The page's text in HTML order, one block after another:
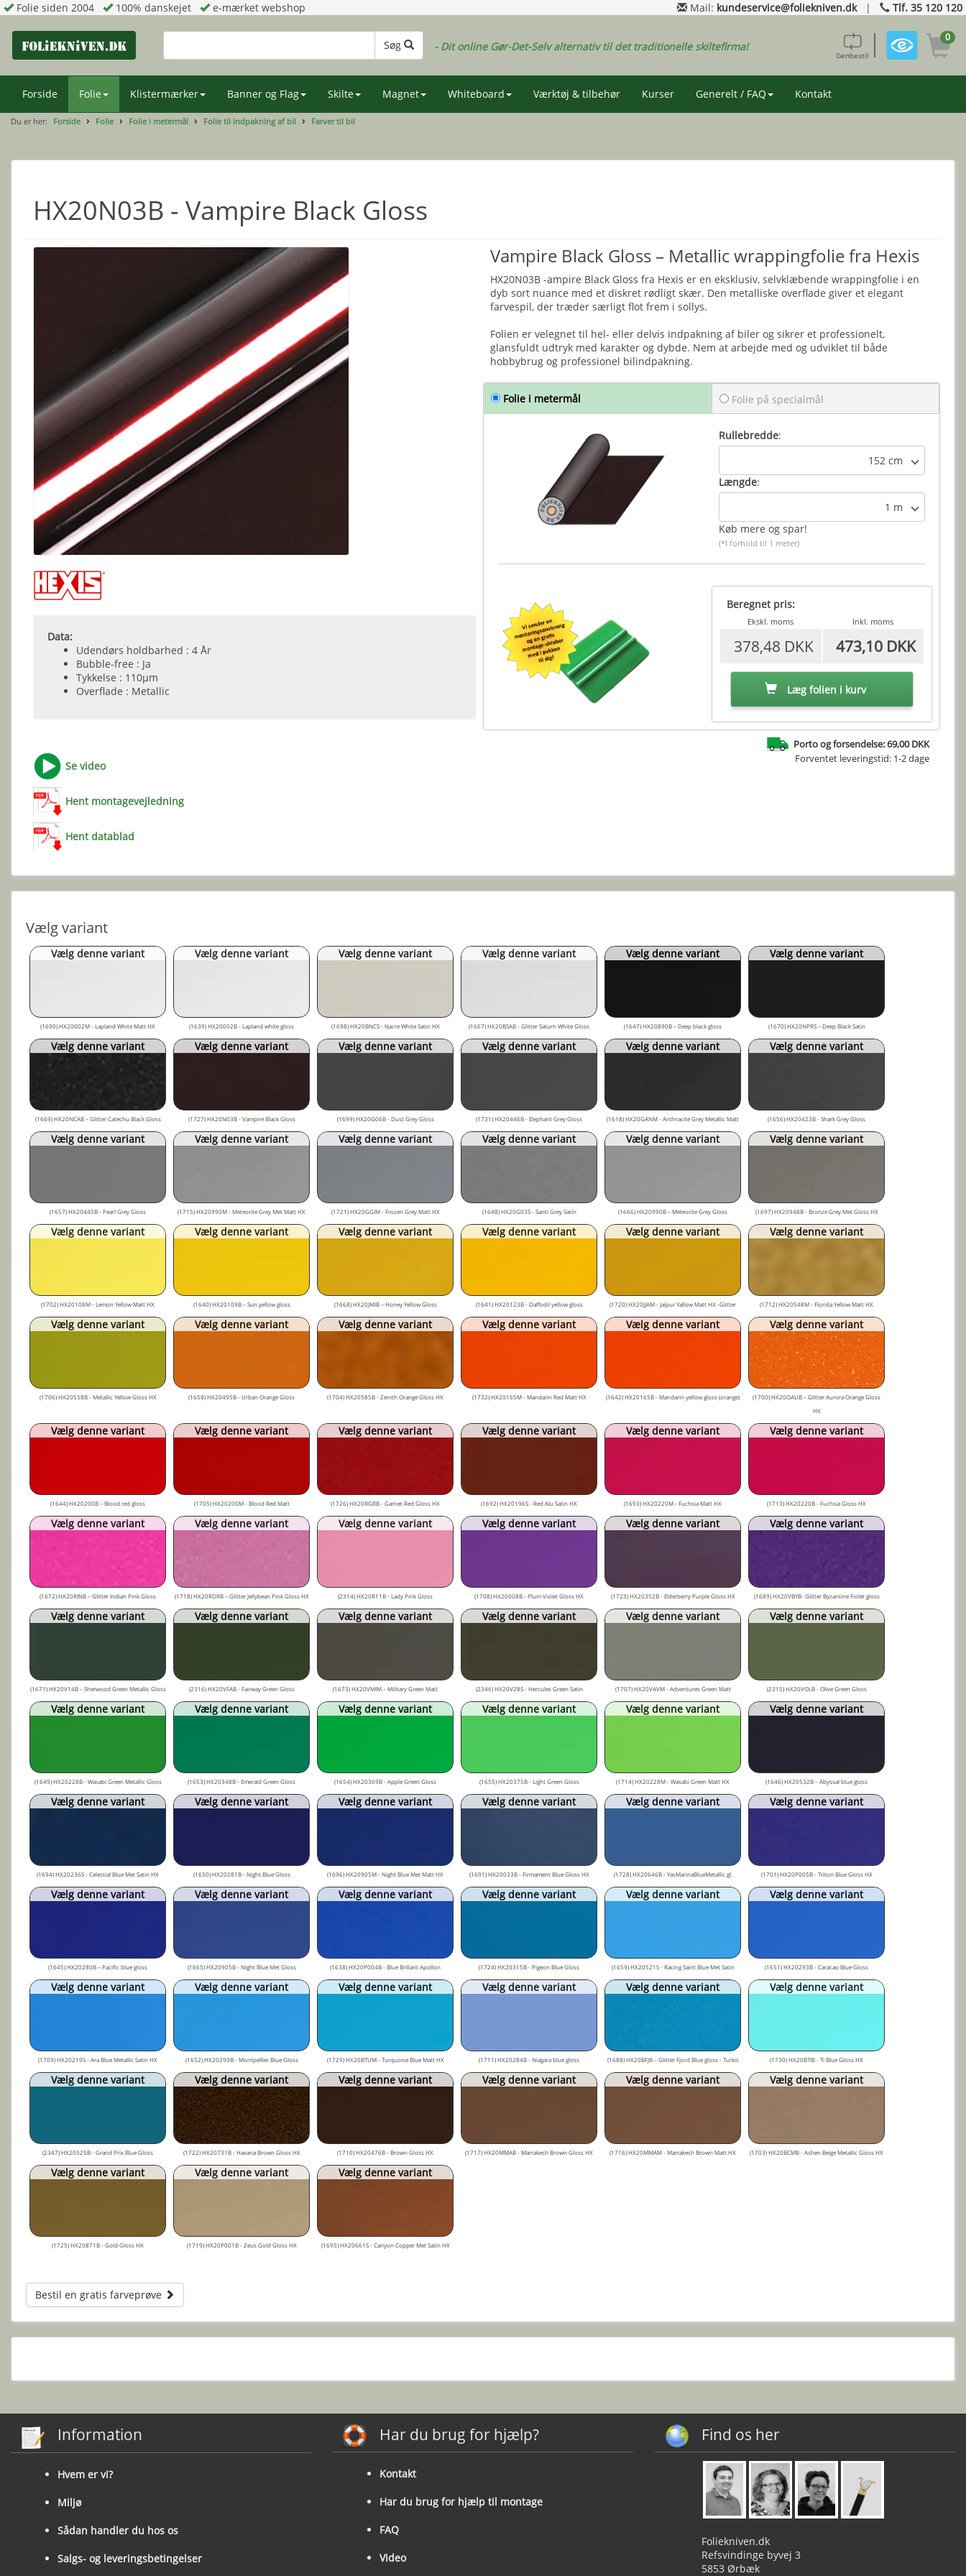
Folie siden 2004 100% danskejet e-mærket webshop Mail: kundeservice@foliekniven.dk| Tlf. 35 120 120
Søg - Dit online Gør-Det-Selv alternativ til det traditionelle skiltefirma!
Genbestil
0
Forside Folie Klistermærker Banner og Flag Skilte Magnet Whiteboard Værktøj & tilbehør Kurser Generelt / FAQ Kontakt
Du er her: Forside Folie Folie i metermål Folie til indpakning af bil Farver til bil
HX20N03B - Vampire Black Gloss
Data:
Udendørs holdbarhed : 4 År
Bubble-free : Ja
Tykkelse : 110µm
Overflade : Metallic
Se video
Hent montagevejledning
Hent datablad
Vampire Black Gloss – Metallic wrappingfolie fra Hexis
HX20N03B -ampire Black Gloss fra Hexis er en eksklusiv, selvklæbende wrappingfolie i en
dyb sort nuance med et diskret rødligt skær. Den metalliske overflade giver et elegant
farvespil, der træder særligt flot frem i sollys.
Folien er velegnet til hel- eller delvis indpakning af biler og sikrer et professionelt,
glansfuldt udtryk med karakter og dybde. Nem at arbejde med og udviklet til både
hobbybrug og professionel bilindpakning.
Folie i metermål Folie på specialmål
Rullebredde:
152 cm
Længde:
1 m
Køb mere og spar!
(*I forhold til 1 meter)
Beregnet pris:
Ekskl. moms Inkl. moms
378,48 DKK 473,10 DKK
Læg folien i kurv
Porto og forsendelse: 69,00 DKK
Forventet leveringstid: 1-2 dage
Vælg variant
Vælg denne variant
(1690) HX20002M - Lapland White Matt HX
Vælg denne variant
(1639) HX20002B - Lapland white gloss
Vælg denne variant
(1698) HX20BNCS - Nacre White Satin HX
Vælg denne variant
(1667) HX20BSAB - Glitter Saturn White Gloss
Vælg denne variant
(1647) HX20890B – Deep black gloss
Vælg denne variant
(1670) HX20NPRS – Deep Black Satin
Vælg denne variant
(1669) HX20NCAB – Glitter Catechu Black Gloss
Vælg denne variant
(1727) HX20N03B - Vampire Black Gloss
Vælg denne variant
(1699) HX20G06B - Dust Grey Gloss
Vælg denne variant
(1731) HX20446B - Elephant Grey Gloss
Vælg denne variant
(1618) HX20GANM - Anthracite Grey Metallic Matt
Vælg denne variant
(1656) HX20423B - Shark Grey Gloss
Vælg denne variant
(1657) HX20445B - Pearl Grey Gloss
Vælg denne variant
(1715) HX20990M - Meteorite Grey Met Matt HX
Vælg denne variant
(1721) HX20GGIM - Frozen Grey Matt HX
Vælg denne variant
(1648) HX20G03S - Santi Grey Satin
Vælg denne variant
(1666) HX20990B – Meteorite Grey Gloss
Vælg denne variant
(1697) HX20948B - Bronze Grey Met Gloss HX
Vælg denne variant
(1702) HX20108M - Lemon Yellow Matt HX
Vælg denne variant
(1640) HX20109B – Sun yellow gloss
Vælg denne variant
(1668) HX20JMIB – Honey Yellow Gloss
Vælg denne variant
(1641) HX20123B - Daffodil yellow gloss
Vælg denne variant
(1720) HX20JJAM - Jaïpur Yallow Matt HX -Glitter
Vælg denne variant
(1712) HX20548M - Florida Yellow Matt HX
Vælg denne variant
(1706) HX20558B - Metallic Yellow Gloss HX
Vælg denne variant
(1658) HX20495B - Urban Orange Gloss
Vælg denne variant
(1704) HX20585B - Zenith Orange Gloss HX
Vælg denne variant
(1732) HX20165M - Mandarin Red Matt HX
Vælg denne variant
(1642) HX20165B - Mandarin yellow gloss (orange)
Vælg denne variant
(1700) HX20OAUB – Glitter Aurora Orange Gloss
HX
Vælg denne variant
(1644) HX20200B – Blood red gloss
Vælg denne variant
(1705) HX20200M - Blood Red Matt
Vælg denne variant
(1726) HX20RGRB - Garnet Red Gloss HX
Vælg denne variant
(1692) HX20196S - Red Alu Satin HX
Vælg denne variant
(1693) HX20220M - Fuchsia Matt HX
Vælg denne variant
(1713) HX20220B - Fuchsia Gloss HX
Vælg denne variant
(1672) HX20RINB – Glitter Indian Pink Gloss
Vælg denne variant
(1718) HX20RDRB – Glitter Jellybean Pink Gloss HX
Vælg denne variant
(2314) HX20R11B - Lady Pink Gloss
Vælg denne variant
(1708) HX20008B - Plum Violet Gloss HX
Vælg denne variant
(1723) HX20352B - Elderberry Purple Gloss HX
Vælg denne variant
(1689) HX20VBYB- Glitter Byzantine Fiolet gloss
Vælg denne variant
(1671) HX20V14B – Sherwood Green Metallic Gloss
Vælg denne variant
(2316) HX20VFAB - Fairway Green Gloss
Vælg denne variant
(1673) HX20VMIM – Military Green Matt
Vælg denne variant
(2346) HX20V28S - Hercules Green Satin
Vælg denne variant
(1707) HX20VAVM - Adventures Green Matt
Vælg denne variant
(2315) HX20VOLB - Olive Green Gloss
Vælg denne variant
(1649) HX20228B - Wasabi Green Metallic Gloss
Vælg denne variant
(1653) HX20348B - Emerald Green Gloss
Vælg denne variant
(1654) HX20369B - Apple Green Gloss
Vælg denne variant
(1655) HX20375B - Light Green Gloss
Vælg denne variant
(1714) HX20228M - Wasabi Green Matt HX
Vælg denne variant
(1646) HX20532B – Abyssal blue gloss
Vælg denne variant
(1694) HX20236S - Celestial Blue Met Satin HX
Vælg denne variant
(1650) HX20281B - Night Blue Gloss
Vælg denne variant
(1696) HX20905M - Night Blue Met Matt HX
Vælg denne variant
(1691) HX20033B - Firmament Blue Gloss HX
Vælg denne variant
(1728) HX20646B - YasMarinaBlueMetallic gl.
Vælg denne variant
(1701) HX20P005B - Triton Blue Gloss HX
Vælg denne variant
(1645) HX20280B – Pacific blue gloss
Vælg denne variant
(1665) HX20905B - Night Blue Met Gloss
Vælg denne variant
(1638) HX20P004B - Blue Brillant Apollon
Vælg denne variant
(1724) HX20315B - Pigeon Blue Gloss
Vælg denne variant
(1659) HX20521S - Racing Saint Blue Met Satin
Vælg denne variant
(1651) HX20293B - Caracao Blue Gloss
Vælg denne variant
(1709) HX20219S - Ara Blue Metallic Satin HX
Vælg denne variant
(1652) HX20299B - Montpellier Blue Gloss
Vælg denne variant
(1729) HX20BTUM - Turquoise Blue Matt HX
Vælg denne variant
(1711) HX20284B - Niagara blue gloss
Vælg denne variant
(1688) HX20BFJB – Glitter Fjord Blue gloss - Turkis
Vælg denne variant
(1730) HX20BTIB - Ti Blue Gloss HX
Vælg denne variant
(2347) HX20525B - Grand Prix Blue Gloss
Vælg denne variant
(1722) HX20731B - Havana Brown Gloss HX
Vælg denne variant
(1710) HX20476B - Brown Gloss HX
Vælg denne variant
(1717) HX20MMAB - Marrakesh Brown Gloss HX
Vælg denne variant
(1716) HX20MMAM - Marrakesh Brown Matt HX
Vælg denne variant
(1703) HX20BCMB - Ashen Beige Metallic Gloss HX
Vælg denne variant
(1725) HX20871B - Gold Gloss HX
Vælg denne variant
(1719) HX20P001B - Zeus Gold Gloss HX
Vælg denne variant
(1695) HX20661S - Canyon Copper Met Satin HX
Bestil en gratis farveprøve
Information
Hvem er vi?
Miljø
Sådan handler du hos os
Salgs- og leveringsbetingelser
Har du brug for hjælp?
Kontakt
Har du brug for hjælp til montage
FAQ
Video
Find os her
Foliekniven.dk
Refsvindinge byvej 3
5853 Ørbæk